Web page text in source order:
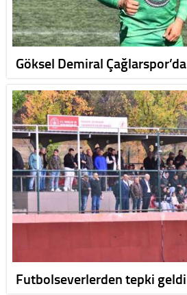
Göksel Demiral Çağlarspor’da
Futbolseverlerden tepki geldi